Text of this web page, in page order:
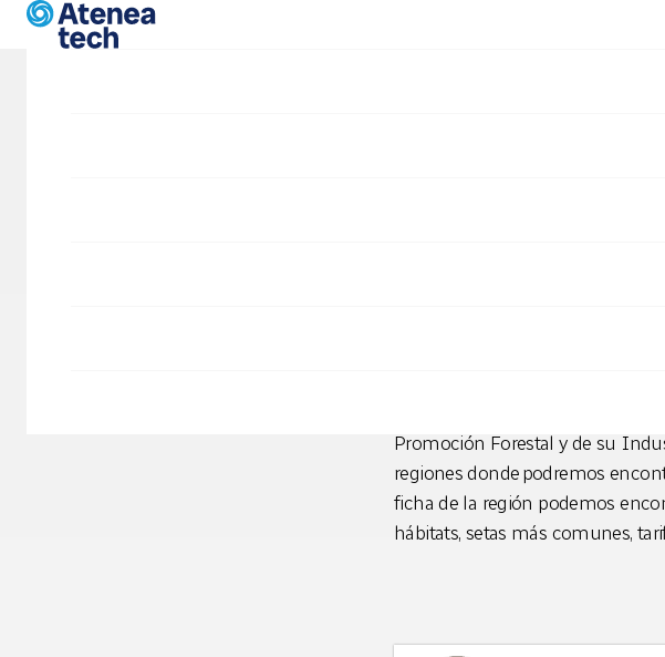
Vés al contingut
MicoCYL:
portal
. La
Promoción Forestal y de su
regiones dondepodremos
ficha de la región podemos
hábitats, setas más comunes,